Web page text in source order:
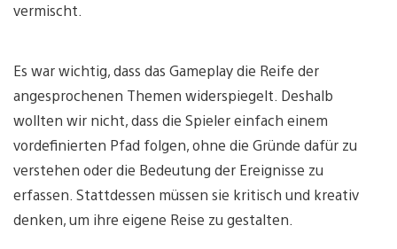
vermischt.
Es war wichtig, dass das Gameplay die Reife der
angesprochenen Themen widerspiegelt. Deshalb
wollten wir nicht, dass die Spieler einfach einem
vordefinierten Pfad folgen, ohne die Gründe dafür zu
verstehen oder die Bedeutung der Ereignisse zu
erfassen. Stattdessen müssen sie kritisch und kreativ
denken, um ihre eigene Reise zu gestalten.